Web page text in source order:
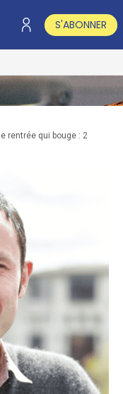
S'ABONNER
rentrée qui bouge : 2